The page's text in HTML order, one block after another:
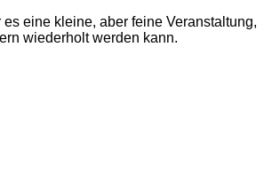
eine kleine, aber feine Veranstaltung,
wiederholt werden kann.